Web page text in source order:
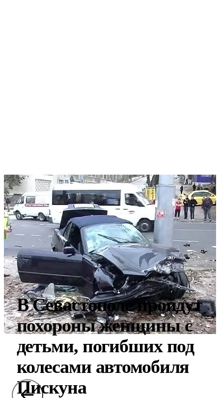
В Севастополе пройдут
похороны женщины с
детьми, погибших под
колесами автомобиля
Пискуна